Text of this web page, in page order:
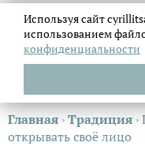
Главная ›Традиция ›
открывать своё лицо
Используя сайт
использованием
конфиденциальности